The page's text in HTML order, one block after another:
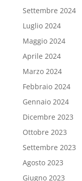
Settembre 2024
Luglio 2024
Maggio 2024
Aprile 2024
Marzo 2024
Febbraio 2024
Gennaio 2024
Dicembre 2023
Ottobre 2023
Settembre 2023
Agosto 2023
Giugno 2023